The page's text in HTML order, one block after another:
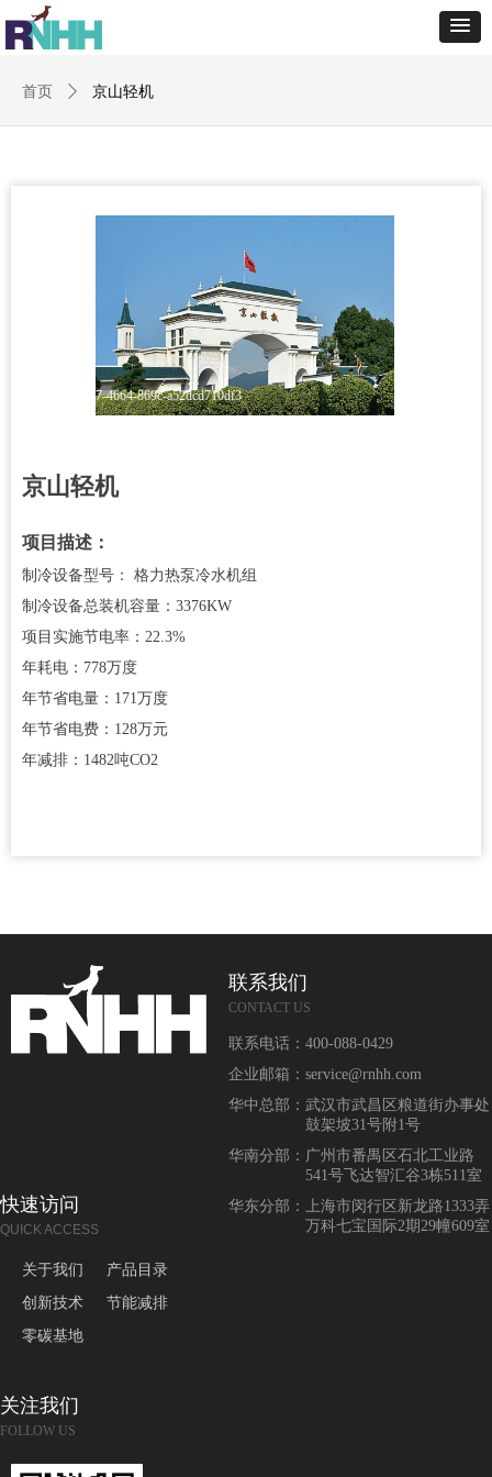
项目描述：
制冷设备型号： 格力热泵冷水机组
制冷设备总装机容量：3376KW
项目实施节电率：22.3%
年耗电：778万度
年节省电量：171万度
年节省电费：128万元
年减排：1482吨CO2
京山轻机
cb8bcbc4-4d97-4664-869c-a52dcd710df3
首页 ꄲ 京山轻机
联系我们
CONTACT US
联系电话： 400-088-0429
企业邮箱： service@rnhh.com
华中总部： 武汉市武昌区粮道街办事处
鼓架坡31号附1号
华南分部： 广州市番禺区石北工业路
541号飞达智汇谷3栋511室
华东分部： 上海市闵行区新龙路1333弄
万科七宝国际2期29幢609室
快速访问
QUICK ACCESS
关于我们
创新技术
零碳基地
产品目录
节能减排
关注我们
FOLLOW US